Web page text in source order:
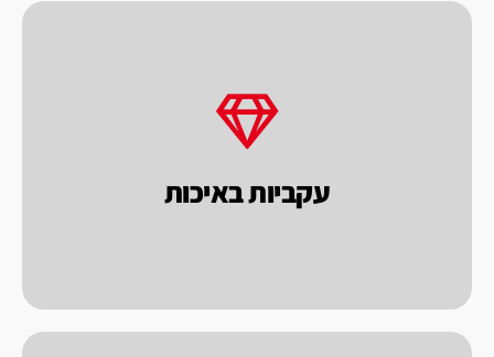
עקביות באיכות
פאקו מייצרת ומייבאת מכונות במשך שנים
מתוך כוונה לתת לך הלקוח מכונות טובות
במחיר הוגן.